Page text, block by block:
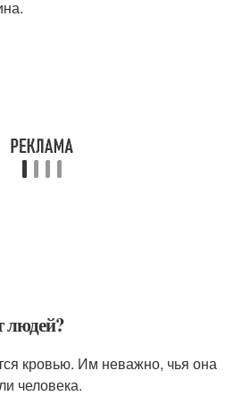
людей?
кровью. Им неважно, чья она
человека.